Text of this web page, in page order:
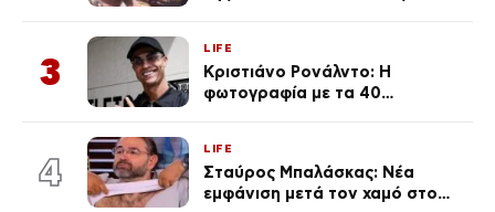
3
LIFE
Κριστιάνο Ρονάλντο: Η
φωτογραφία με τα 40
εκ. likes
4
LIFE
Σταύρος Μπαλάσκας: Νέα
εμφάνιση μετά τον χαμό στο